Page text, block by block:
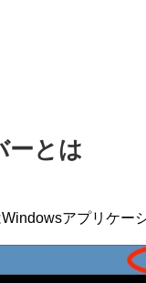
ーとは
アプリケー